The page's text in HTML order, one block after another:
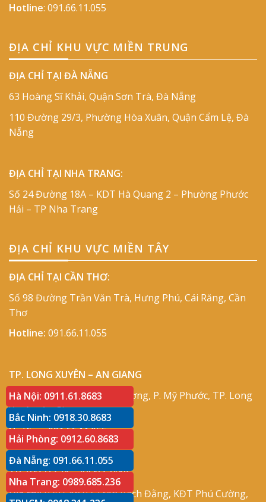
Hotline: 091.66.11.055
ĐỊA CHỈ KHU VỰC MIỀN TRUNG
ĐỊA CHỈ TẠI ĐÀ NẴNG
63 Hoàng Sĩ Khải, Quận Sơn Trà, Đà Nẵng
110 Đường 29/3, Phường Hòa Xuân, Quận Cẩm Lệ, Đà
Nẵng
ĐỊA CHỈ TẠI NHA TRANG:
Số 24 Đường 18A – KDT Hà Quang 2 – Phường Phước
Hải – TP Nha Trang
ĐỊA CHỈ KHU VỰC MIỀN TÂY
ĐỊA CHỈ TẠI CẦN THƠ:
Số 98 Đường Trần Văn Trà, Hưng Phú, Cái Răng, Cần
Thơ
Hotline: 091.66.11.055
TP. LONG XUYÊN – AN GIANG
Địa chỉ: Số 417 Phạm Cự Lượng, P. Mỹ Phước, TP. Long
Xuyên, An Giang
Hotline:091.66.11.055
TP. RẠCH GIÁ – KIÊN GIANG
Địa chỉ:P30 Căn 07 Trần Bạch Đằng, KĐT Phú Cường,
Hà Nội: 0911.61.8683
Bắc Ninh: 0918.30.8683
Hải Phòng: 0912.60.8683
Đà Nẵng: 091.66.11.055
Nha Trang: 0989.685.236